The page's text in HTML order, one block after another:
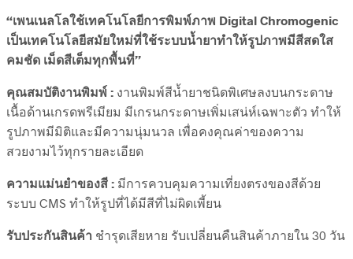
“เพนเนลโลใช้เทคโนโลยีการพิมพ์ภาพ Digital Chromogenic
เป็นเทคโนโลยีสมัยใหม่ที่ใช้ระบบน้ำยาทำให้รูปภาพมีสีสดใส
คมชัด เม็ดสีเต็มทุกพื้นที่”
คุณสมบัติงานพิมพ์ : งานพิมพ์สีน้ำยาชนิดพิเศษลงบนกระดาษ
เนื้อด้านเกรดพรีเมียม มีเกรนกระดาษเพิ่มเสน่ห์เฉพาะตัว ทำให้
รูปภาพมีมิติและมีความนุ่มนวล เพื่อคงคุณค่าของความ
สวยงามไว้ทุกรายละเอียด
ความแม่นยำของสี : มีการควบคุมความเที่ยงตรงของสีด้วย
ระบบ CMS ทำให้รูปที่ได้มีสีที่ไม่ผิดเพี้ยน
รับประกันสินค้า ชำรุดเสียหาย รับเปลี่ยนคืนสินค้าภายใน 30 วัน